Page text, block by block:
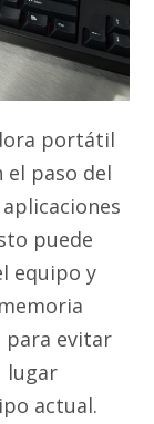
portátil
el paso del
puede
equipo y
para evitar
lugar
actual.